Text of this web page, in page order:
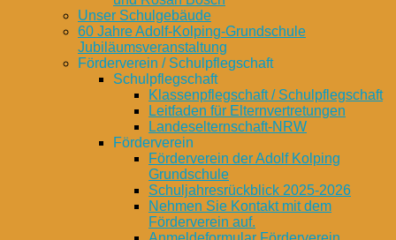
Unser Schulgebäude
60 Jahre Adolf-Kolping-Grundschule
Jubiläumsveranstaltung
Förderverein / Schulpflegschaft
Schulpflegschaft
Klassenpflegschaft / Schulpflegschaft
Leitfaden für Elternvertretungen
Landeselternschaft-NRW
Förderverein
Förderverein der Adolf Kolping
Grundschule
Schuljahresrückblick 2025-2026
Nehmen Sie Kontakt mit dem
Förderverein auf.